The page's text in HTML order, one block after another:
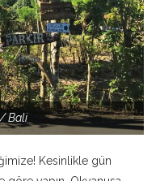
Bali
Kesinlikle gün